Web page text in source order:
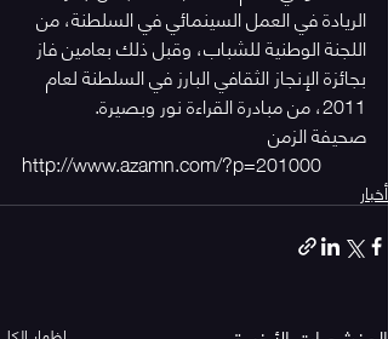
الريادة في العمل السينمائي في السلطنة، من
اللجنة الوطنية للشباب، وقبل ذلك بعامين فاز
بجائزة الإنجاز الثقافي البارز في السلطنة لعام
2011، من مبادرة القراءة نور وبصيرة.
صحيفة الزمن
http://www.azamn.com/?p=201000
أخبار